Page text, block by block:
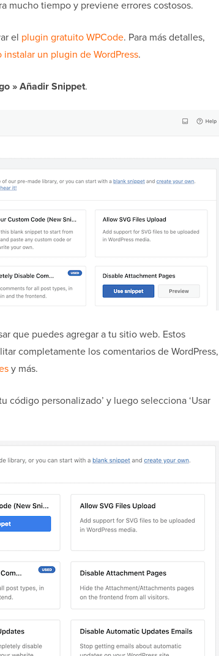
mucho tiempo y previene errores costosos.
el plugin gratuito WPCode. Para más detalles,
instalar un plugin de WordPress.
» Añadir Snippet.
que puedes agregar a tu sitio web. Estos
completamente los comentarios de WordPress,
y más.
código personalizado’ y luego selecciona ‘Usar